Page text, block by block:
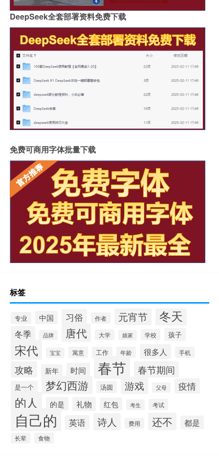
DeepSeek全套部署资料免费下载
免费可商用字体批量下载
标签
专业 中国 习俗 作者 元宵节 冬天
冬季 品牌 唐代 大学 娘家 学校 孩子
宋代 宝宝 寓意 工作 年龄 很多人 手机
攻略 新年 时间 春节 春节期间
是一个 梦幻西游 汤圆 游戏 父母 疫情
的人 的是 礼物 红包 考生 考试
自己的 英语 诗人 费用 还不 都是
长辈 食物